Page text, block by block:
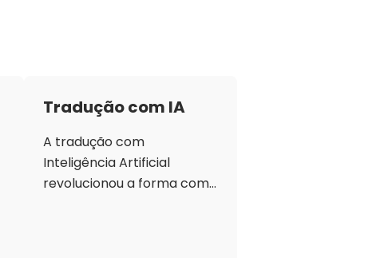
Tradução com IA
A tradução com
Inteligência Artificial
revolucionou a forma como